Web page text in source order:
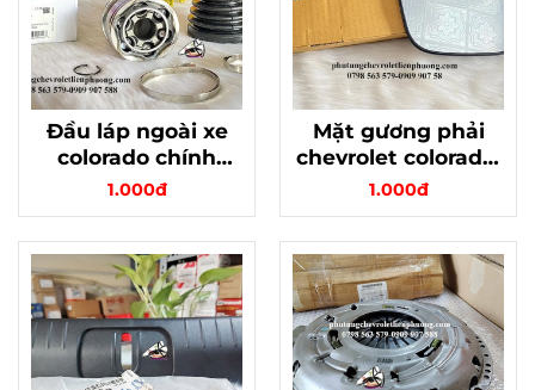
Đầu láp ngoài xe
colorado chính
hãng gm acdelco
1.000đ
Mặt gương phải
chevrolet colorado,
traiblazer chính
1.000đ